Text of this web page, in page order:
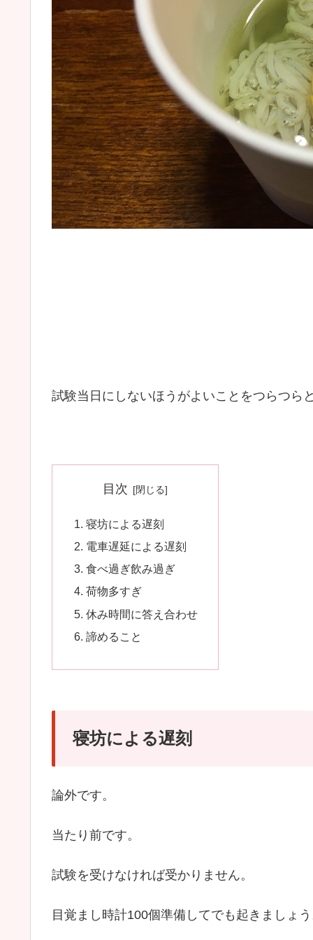
試験当日にしないほうがよいことをつらつら
目次
寝坊による遅刻
電車遅延による遅刻
食べ過ぎ飲み過ぎ
荷物多すぎ
休み時間に答え合わせ
諦めること
寝坊による遅刻
論外です。
当たり前です。
試験を受けなければ受かりません。
目覚まし時計100個準備してでも起きましょ